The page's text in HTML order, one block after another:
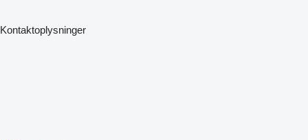
Kontaktoplysninger